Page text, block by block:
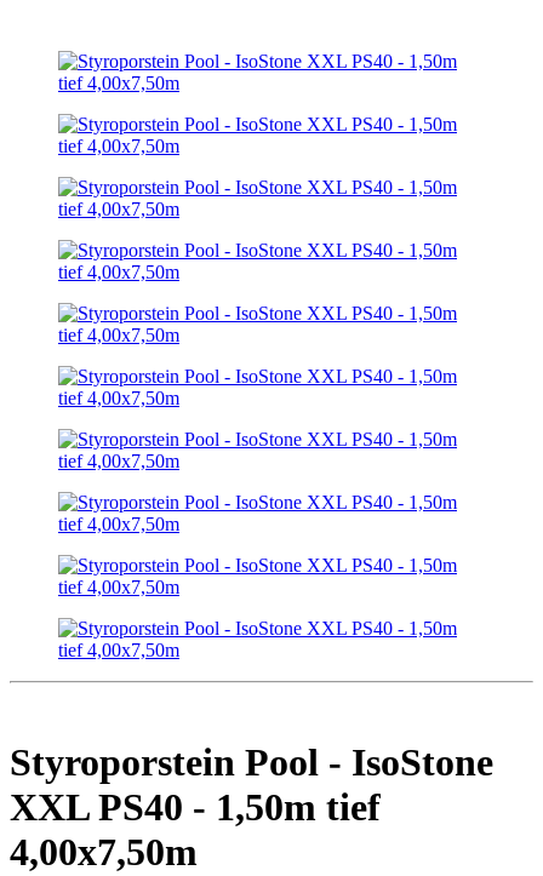
Styroporstein Pool - IsoStone
XXL PS40 - 1,50m tief
4,00x7,50m